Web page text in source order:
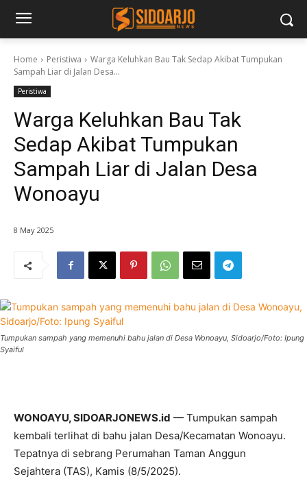
Home Peristiwa
Warga Keluhkan Bau Tak Sedap Akibat Tumpukan
Sampah Liar di Jalan Desa...
Peristiwa
Warga Keluhkan Bau Tak
Sedap Akibat Tumpukan
Sampah Liar di Jalan Desa
Wonoayu
8 May 2025
Tumpukan sampah yang memenuhi bahu jalan di Desa Wonoayu, Sidoarjo/Foto: Ipung
Syaiful
WONOAYU, SIDOARJONEWS.id — Tumpukan sampah
kembali terlihat di bahu jalan Desa/Kecamatan Wonoayu.
Tepatnya di sebrang Perumahan Taman Anggun
Sejahtera (TAS), Kamis (8/5/2025).